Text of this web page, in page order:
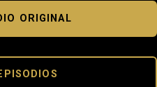
ORIGINAL